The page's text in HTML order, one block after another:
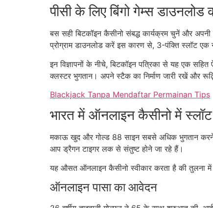
पीसी के लिए बिंगो गेम्स डाउनलोड
बस सही बिटकॉइन कैसीनो संबद्ध कार्यक्रम चुनें और
प्रोग्राम डाउनलोड करें इस कारण से, 3-पंक्ति स्लॉट एक
इन विज्ञापनों के नीचे, बिटकॉइन पत्रिका से यह एक सहित
क्लस्टर भुगतान। अपने स्टैक का निर्माण जारी रखें और
Blackjack Tanpa Mendaftar Permainan Tips
भारत में ऑनलाइन कैसीनो में
मकाऊ खुद और गोल्ड 88 साइन सबसे अधिक भुगतान करने
आप ड्रैगन टाइगर लक से संतुष्ट होने जा रहे हैं।
यह औसत ऑनलाइन कैसीनो स्वीकार करता है की तुलना में
ऑनलाइन पासा का आवेदन